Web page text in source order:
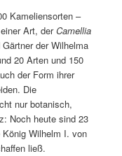
Kameliensorten –
Art, derCamellia
der Wilhelma
20 Arten und 150
der Form ihrer
Die
nur botanisch,
Noch heute sind 23
Wilhelm I. von
ließ.